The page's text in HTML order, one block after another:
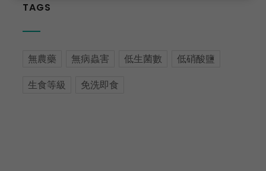
TAGS
無農藥 無病蟲害 低生菌數 低硝酸鹽
生食等級 免洗即食